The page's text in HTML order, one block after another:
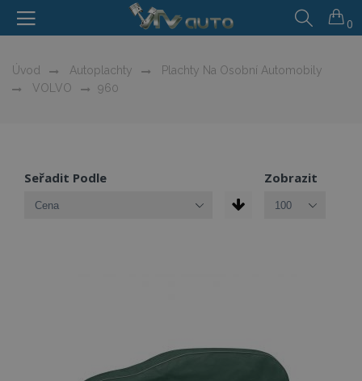
0
Úvod Autoplachty
Plachty Na Osobní Automobily
VOLVO
960
Seřadit Podle Zobrazit